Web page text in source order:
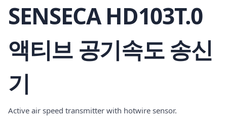
SENSECA HD103T.0
액티브 공기속도 송신
기
Active air speed transmitter with hotwire sensor.